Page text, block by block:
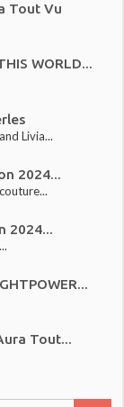
Tout Vu
WORLD...
Livia...
2024...
2024...
Tout...